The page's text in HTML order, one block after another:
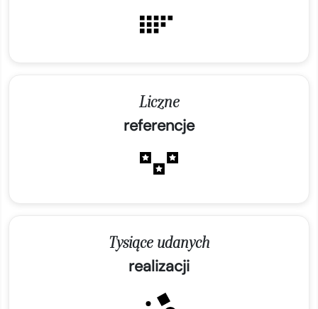
Liczne
referencje
Tysiące udanych
realizacji